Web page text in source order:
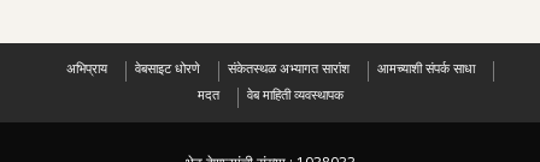
अभिप्राय वेबसाइट धोरणे संकेतस्थळ अभ्यागत सारांश
आमच्याशी संपर्क साधा
मदत
वेब माहिती व्यवस्थापक